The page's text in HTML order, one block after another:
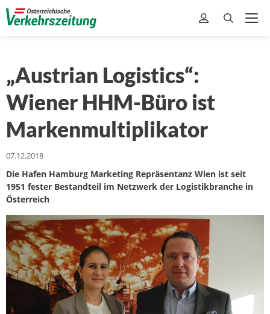
„Austrian Logistics“:
Wiener HHM-Büro ist
Markenmultiplikator
07.12.2018
Die Hafen Hamburg Marketing Repräsentanz Wien ist seit
1951 fester Bestandteil im Netzwerk der Logistikbranche in
Österreich